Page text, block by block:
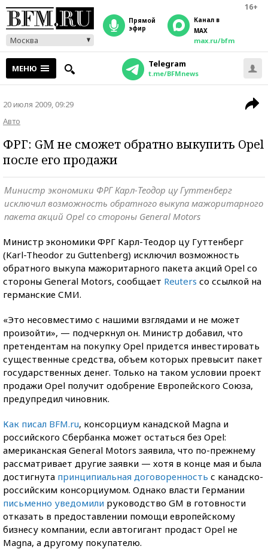
16+
Москва
прямой
эфир
Канал в
MAX
max.ru/bfm
МЕНЮ Telegram
t.me/BFMnews
20 июля 2009, 09:29
Авто
ФРГ: GM не сможет обратно выкупить Opel
после его продажи
Министр экономики ФРГ Карл-Теодор цу Гуттенберг
исключил возможность обратного выкупа мажоритарного
пакета акций Opel со стороны General Motors
Министр экономики ФРГ Карл-Теодор цу Гуттенберг
(Karl-Theodor zu Guttenberg) исключил возможность
обратного выкупа мажоритарного пакета акций Opel со
стороны General Motors, сообщает Reuters со ссылкой на
германские СМИ.
«Это несовместимо с нашими взглядами и не может
произойти», — подчеркнул он. Министр добавил, что
претендентам на покупку Opel придется инвестировать
существенные средства, объем которых превысит пакет
государственных денег. Только на таком условии проект
продажи Opel получит одобрение Европейского Союза,
предупредил чиновник.
Как писал BFM.ru, консорциум канадской Magna и
российского Сбербанка может остаться без Opel:
американская General Motors заявила, что по-прежнему
рассматривает другие заявки — хотя в конце мая и была
достигнута принципиальная договоренность с канадско-
российским консорциумом. Однако власти Германии
письменно уведомили руководство GM в готовности
отказать в предоставлении помощи европейскому
бизнесу компании, если автогигант продаст Opel не
Magna, а другому покупателю.